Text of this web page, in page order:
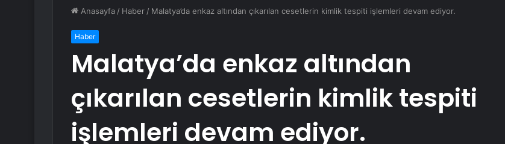
Anasayfa / Haber / Malatya’da enkaz altından çıkarılan cesetlerin kimlik tespiti işlemleri devam ediyor.
Haber
Malatya’da enkaz altından
çıkarılan cesetlerin kimlik tespiti
işlemleri devam ediyor.